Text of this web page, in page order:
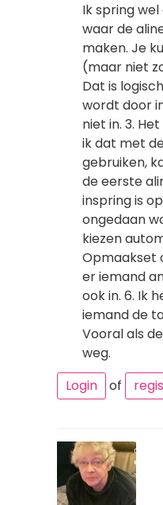
Ik spring wel
waar de
maken. Je
(maar niet
Dat is
wordt door
niet in. 3.
ik dat met
gebruiken,
de eerste
inspring is
ongedaan
kiezen
Opmaakset
er iemand
ook in. 6. Ik
iemand de
Vooral als
weg.
Login
of